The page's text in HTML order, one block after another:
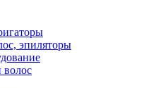
эпиляторы
волос